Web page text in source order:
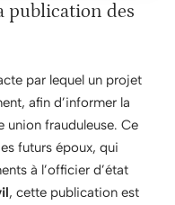
publication des
par lequel un projet
afin d’informer la
union frauduleuse. Ce
futurs époux, qui
à l’officier d’état
, cette publication est